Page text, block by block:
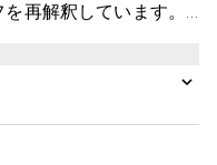
再解釈しています。